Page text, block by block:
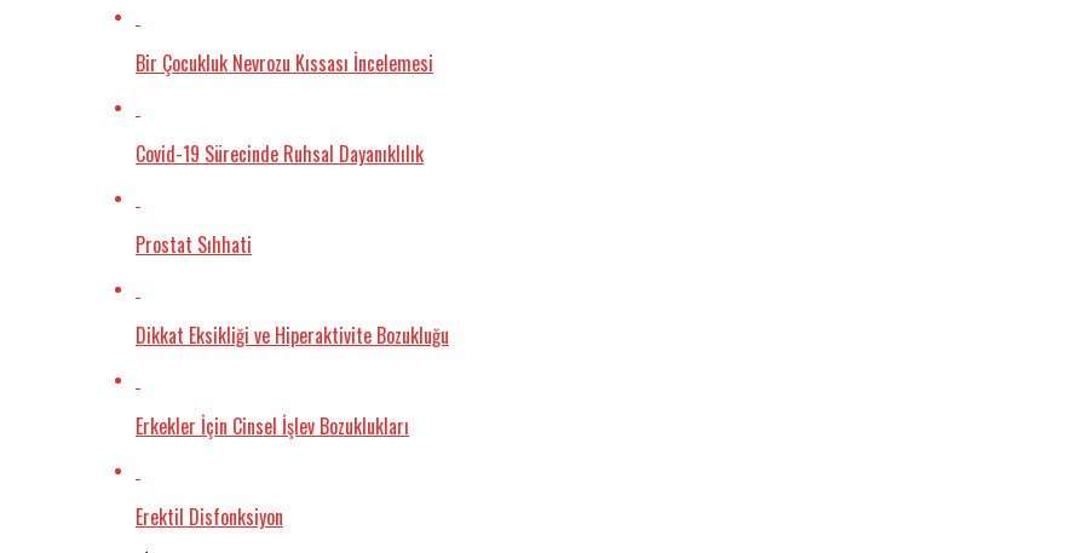
Bir Çocukluk Nevrozu Kıssası İncelemesi
Covid-19 Sürecinde Ruhsal Dayanıklılık
Prostat Sıhhati
Dikkat Eksikliği ve Hiperaktivite Bozukluğu
Erkekler İçin Cinsel İşlev Bozuklukları
Erektil Disfonksiyon